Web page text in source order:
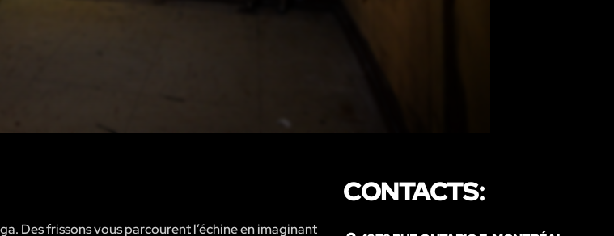
Des frissons vous parcourent l’échine en imaginant
CONTACTS: